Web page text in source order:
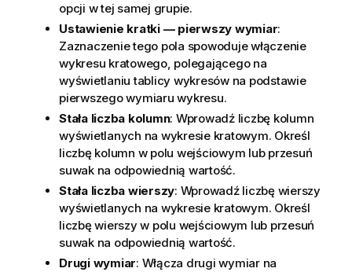
opcji w tej samej grupie.
Ustawienie kratki — pierwszy wymiar:
Zaznaczenie tego pola spowoduje włączenie
wykresu kratowego, polegającego na
wyświetlaniu tablicy wykresów na podstawie
pierwszego wymiaru wykresu.
Stała liczba kolumn: Wprowadź liczbę kolumn
wyświetlanych na wykresie kratowym. Określ
liczbę kolumn w polu wejściowym lub przesuń
suwak na odpowiednią wartość.
Stała liczba wierszy: Wprowadź liczbę wierszy
wyświetlanych na wykresie kratowym. Określ
liczbę wierszy w polu wejściowym lub przesuń
suwak na odpowiednią wartość.
Drugi wymiar: Włącza drugi wymiar na